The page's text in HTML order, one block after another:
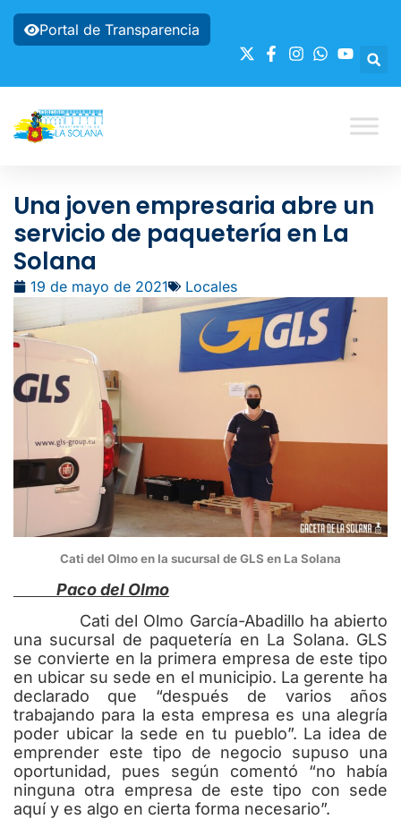
Portal de Transparencia
Una joven empresaria abre un
servicio de paquetería en La
Solana
19 de mayo de 2021 Locales
Cati del Olmo en la sucursal de GLS en La Solana
Paco del Olmo
Cati del Olmo García-Abadillo ha abierto
una sucursal de paquetería en La Solana. GLS
se convierte en la primera empresa de este tipo
en ubicar su sede en el municipio. La gerente ha
declarado que “después de varios años
trabajando para la esta empresa es una alegría
poder ubicar la sede en tu pueblo”. La idea de
emprender este tipo de negocio supuso una
oportunidad, pues según comentó “no había
ninguna otra empresa de este tipo con sede
aquí y es algo en cierta forma necesario”.